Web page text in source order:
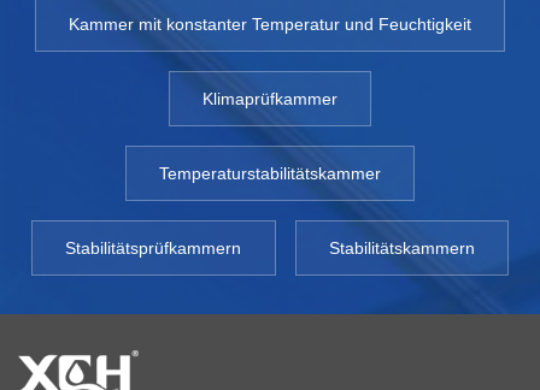
Kammer mit konstanter Temperatur und Feuchtigkeit
Klimaprüfkammer
Temperaturstabilitätskammer
Stabilitätsprüfkammern Stabilitätskammern